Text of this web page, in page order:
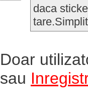
daca
Doar
sau